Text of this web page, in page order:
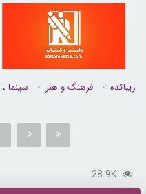
زیباکده فرهنگ و هنر سینما
28.9K